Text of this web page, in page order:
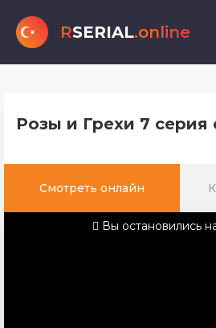
RSERIAL.online
Розы и Грехи 7 серия
Смотреть онлайн
Вы остановились